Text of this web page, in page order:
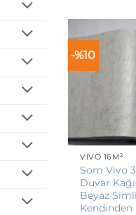
-%10
VIVO 16M²
Som Vivo
Duvar
Beyaz Simli
Kendinden